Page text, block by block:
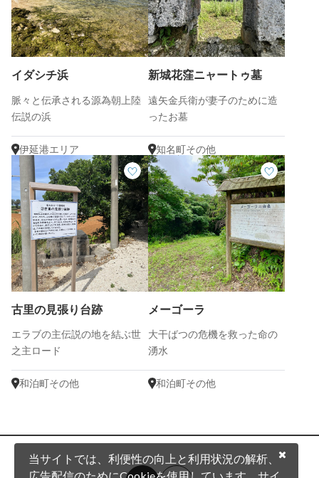
イダシチ浜
脈々と伝承される源為朝上陸
伝説の浜
伊延港エリア
新城花窪ニャートゥ墓
遠矢金兵衛が妻子のために造
ったお墓
知名町その他
古里の見張り台跡
エラブの主伝説の地を結ぶ世
之主ロード
和泊町その他
メーゴーラ
大干ばつの危機を救った命の
湧水
和泊町その他
当サイトでは、利便性の向上と利用状況の解析、